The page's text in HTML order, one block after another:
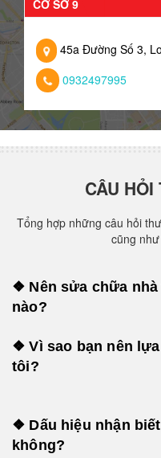
CƠ SỞ 9
45a Đường Số 3,
0932497995
CÂU
Tổng hợp những câu hỏi
cũng
❖ Nên sửa chữa
nào?
❖ Vì sao bạn nên
tôi?
❖ Dấu hiệu nhận
không?